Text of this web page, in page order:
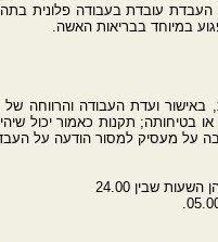
עובדת בעבודה פלונית
במיוחד בבריאות האשה.
באישור ועדת העבודה והרווחה
בטיחותה; תקנות כאמור יכול
על מעסיק למסור הודעה על
שבין 24.00